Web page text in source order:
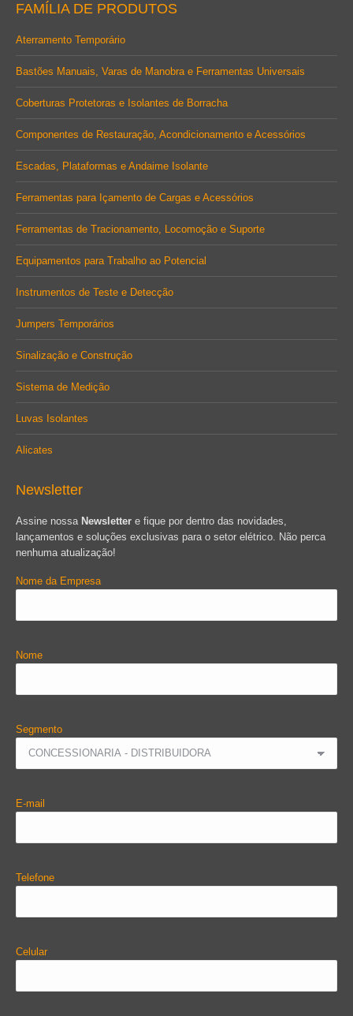
opens
in
window
opens
in
window
opens
in
window
FAMÍLIA DE PRODUTOS
Aterramento Temporário
Bastões Manuais, Varas de Manobra e Ferramentas Universais
Coberturas Protetoras e Isolantes de Borracha
Componentes de Restauração, Acondicionamento e Acessórios
Escadas, Plataformas e Andaime Isolante
Ferramentas para Içamento de Cargas e Acessórios
Ferramentas de Tracionamento, Locomoção e Suporte
Equipamentos para Trabalho ao Potencial
Instrumentos de Teste e Detecção
Jumpers Temporários
Sinalização e Construção
Sistema de Medição
Luvas Isolantes
Alicates
Newsletter
Assine nossa Newsletter e fique por dentro das novidades,
lançamentos e soluções exclusivas para o setor elétrico. Não perca
nenhuma atualização!
Nome da Empresa
Nome
Segmento
E-mail
Telefone
Celular